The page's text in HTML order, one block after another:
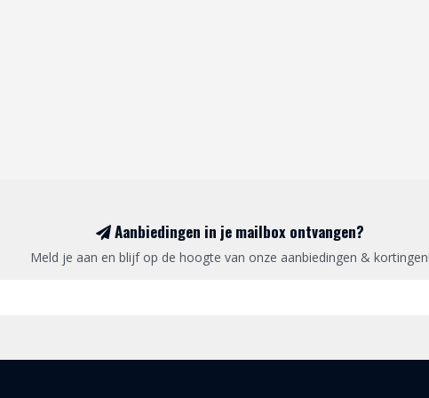
Aanbiedingen in je mailbox ontvangen?
Meld je aan en blijf op de hoogte van onze aanbiedingen & kortingen!